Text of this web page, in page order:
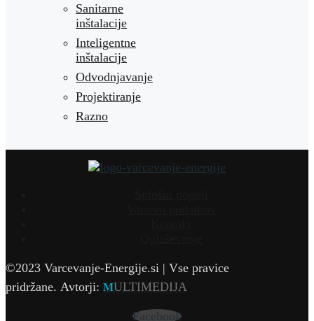
Sanitarne
inštalacije
Inteligentne
inštalacije
Odvodnjavanje
Projektiranje
Razno
©2023 Varcevanje-Energije.si | Vse pravice
pridržane. Avtorji: MULTIMEDIJA
Facebook